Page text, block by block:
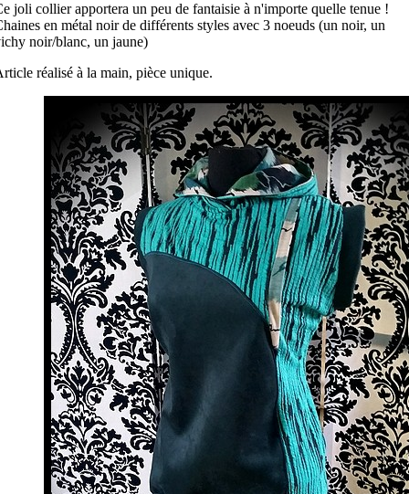
joli collier apportera un peu de fantaisie à n'importe quelle tenue !
en métal noir de différents styles avec 3 noeuds (un noir, un
noir/blanc, un jaune)
réalisé à la main, pièce unique.